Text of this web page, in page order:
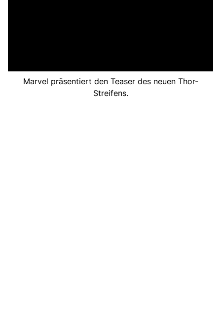
Marvel präsentiert den Teaser des neuen Thor-
Streifens.